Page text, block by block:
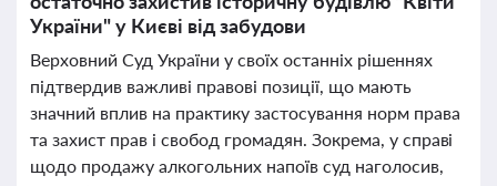
України" у Києві від забудови
Верховний Суд України у своїх останніх рішеннях
підтвердив важливі правові позиції, що мають
значний вплив на практику застосування норм права
та захист прав і свобод громадян. Зокрема, у справі
щодо продажу алкогольних напоїв суд наголосив,